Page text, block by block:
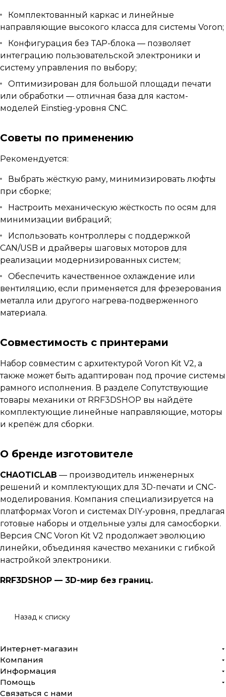
Комплектованный каркас и линейные
направляющие высокого класса для системы Voron;
Конфигурация без TAP-блока — позволяет
интеграцию пользовательской электроники и
систему управления по выбору;
Оптимизирован для большой площади печати
или обработки — отличная база для кастом-
моделей Einstieg-уровня CNC.
Советы по применению
Рекомендуется:
Выбрать жёсткую раму, минимизировать люфты
при сборке;
Настроить механическую жёсткость по осям для
минимизации вибраций;
Использовать контроллеры с поддержкой
CAN/USB и драйверы шаговых моторов для
реализации модернизированных систем;
Обеспечить качественное охлаждение или
вентиляцию, если применяется для фрезерования
металла или другого нагрева-подверженного
материала.
Совместимость с принтерами
Набор совместим с архитектурой Voron Kit V2, а
также может быть адаптирован под прочие системы
рамного исполнения. В разделе Сопутствующие
товары механики от RRF3DSHOP вы найдёте
комплектующие линейные направляющие, моторы
и крепёж для сборки.
О бренде изготовителе
CHAOTICLAB — производитель инженерных
решений и комплектующих для 3D-печати и CNC-
моделирования. Компания специализируется на
платформах Voron и системах DIY-уровня, предлагая
готовые наборы и отдельные узлы для самосборки.
Версия CNC Voron Kit V2 продолжает эволюцию
линейки, объединяя качество механики с гибкой
настройкой электроники.
RRF3DSHOP — 3D-мир без границ.
Назад к списку
Интернет-магазин
Компания
Информация
Помощь
Связаться с нами